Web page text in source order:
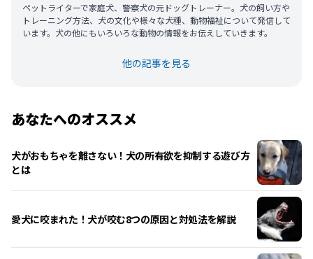
ペットライターで家庭犬、警察犬の元ドッグトレーナー。犬の飼い方や
トレーニング方法、犬の文化や様々な犬種、動物福祉について発信して
います。犬の他にもいろいろな動物の情報をお伝えしていきます。
他の記事を見る
あなたへのオススメ
犬がおもちゃを離さない！犬の所有欲を抑制する遊び方
とは
愛犬に咬まれた！犬が咬む8つの原因と対処法を解説